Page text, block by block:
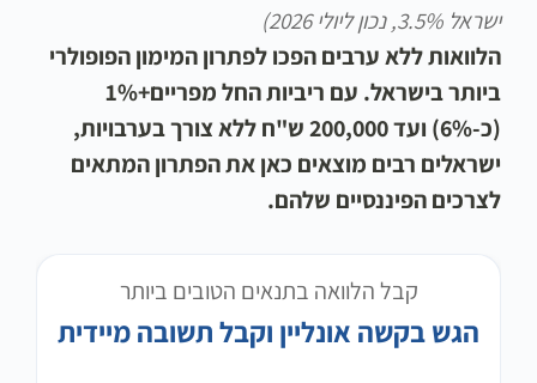
ישראל 3.5%, נכון ליולי 2026)
הלוואות ללא ערבים הפכו לפתרון המימון הפופולרי
ביותר בישראל. עם ריביות החל מפריים+1%
(כ-6%) ועד 200,000 ש"ח ללא צורך בערבויות,
ישראלים רבים מוצאים כאן את הפתרון המתאים
לצרכים הפיננסיים שלהם.
קבל הלוואה בתנאים הטובים ביותר
הגש בקשה אונליין וקבל תשובה מיידית